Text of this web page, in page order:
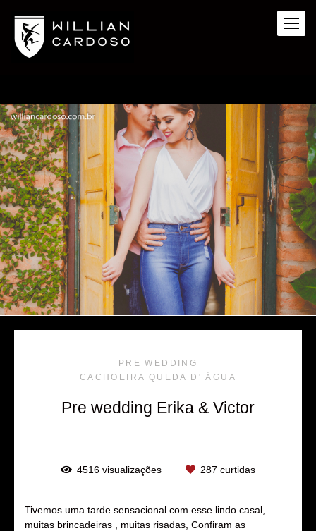
PRE WEDDING
CACHOEIRA QUEDA D' ÁGUA
Pre wedding Erika & Victor
4516 visualizações 287 curtidas
Tivemos uma tarde sensacional com esse lindo casal,
muitas brincadeiras , muitas risadas, Confiram as